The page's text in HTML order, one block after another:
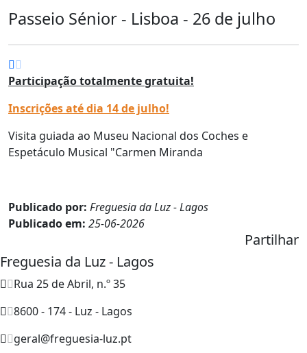
Passeio Sénior - Lisboa - 26 de julho
Participação totalmente gratuita!
Inscrições até dia 14 de julho!
Visita guiada ao Museu Nacional dos Coches e
Espetáculo Musical "Carmen Miranda
Publicado por: Freguesia da Luz - Lagos
Publicado em: 25-06-2026
Partilhar
Freguesia da Luz - Lagos
Rua 25 de Abril, n.º 35
8600 - 174 - Luz - Lagos
geral@freguesia-luz.pt